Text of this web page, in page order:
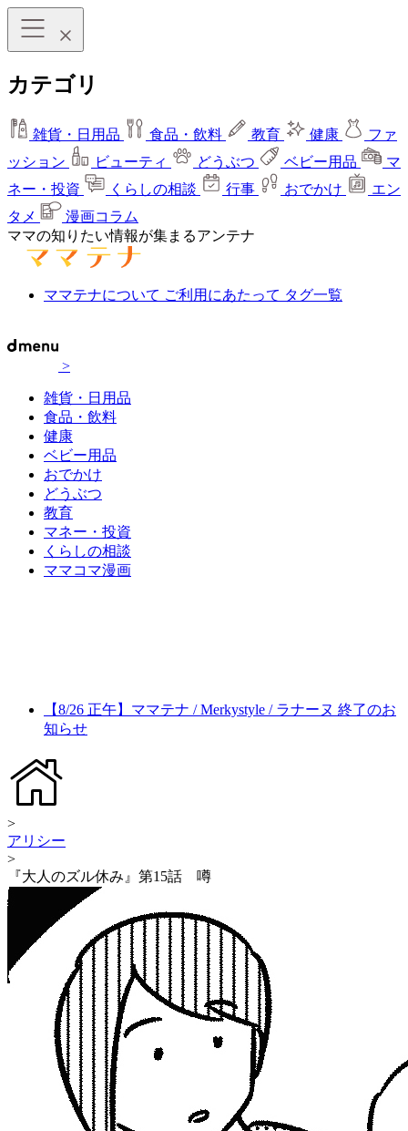
カテゴリ
雑貨・日用品 食品・飲料 教育 健康
ファ
ッション
ビューティ どうぶつ ベビー用品
マ
ネー・投資
くらしの相談 行事 おでかけ
エン
タメ
漫画コラム
ママの知りたい情報が集まるアンテナ
ママテナについて ご利用にあたって タグ一覧
>
雑貨・日用品
食品・飲料
健康
ベビー用品
おでかけ
どうぶつ
教育
マネー・投資
くらしの相談
ママコマ漫画
【8/26 正午】ママテナ / Merkystyle / ラナーヌ 終了のお
知らせ
>
アリシー
>
『大人のズル休み』第15話 噂